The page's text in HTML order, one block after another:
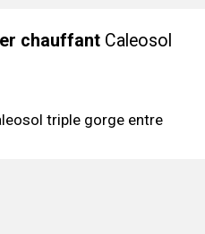
chauffant Caleosol
triple gorge entre